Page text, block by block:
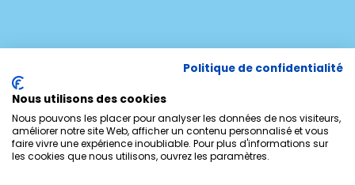
Politique de confidentialité
Nous utilisons des cookies
Nous pouvons les placer pour analyser les données de nos visiteurs,
améliorer notre site Web, afficher un contenu personnalisé et vous
faire vivre une expérience inoubliable. Pour plus d'informations sur
les cookies que nous utilisons, ouvrez les paramètres.